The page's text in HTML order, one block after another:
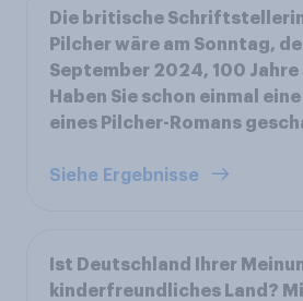
Die britische
Pilcher wäre am Sonntag,
September 2024, 100
Haben Sie schon einmal
eines Pilcher-Romans
Siehe Ergebnisse
Ist Deutschland Ihrer
kinderfreundliches Land?